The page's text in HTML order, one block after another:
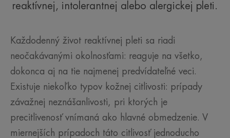
reaktívnej, intolerantnej alebo alergickej pleti.
Každodenný život reaktívnej pleti sa riadi
neočakávanými okolnosťami: reaguje na všetko,
dokonca aj na tie najmenej predvídateľné veci.
Existuje niekoľko typov kožnej citlivosti: prípady
závažnej neznášanlivosti, pri ktorých je
precitlivenosť vnímaná ako hlavné obmedzenie. V
miernejších prípadoch táto citlivosť jednoducho